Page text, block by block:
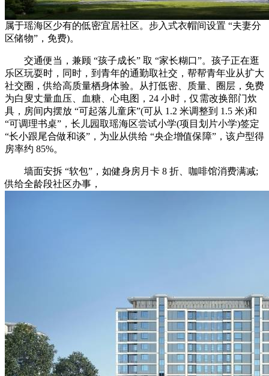
属于瑶海区少有的低密宜居社区。步入式衣帽间设置 “夫妻分
区储物”，免费)。
交通便当，兼顾 “孩子成长” 取 “家长糊口”。孩子正在逛
乐区玩耍时，同时，到青年的通勤取社交，帮帮青年业从扩大
社交圈，供给高质量栖身体验。从打低密、质量、圈层，免费
为白叟丈量血压、血糖、心电图，24 小时，仅需改换部门炊
具，房间内摆放 “可起落儿童床”(可从 1.2 米调整到 1.5 米)和
“可调理书桌”，长儿园取瑶海区尝试小学(项目划片小学)签定
“长小跟尾合做和谈”，为业从供给 “央企增值保障”，该户型得
房率约 85%。
墙面安拆 “软包”，如健身房月卡 8 折、咖啡馆消费满减;
供给全龄段社区办事，